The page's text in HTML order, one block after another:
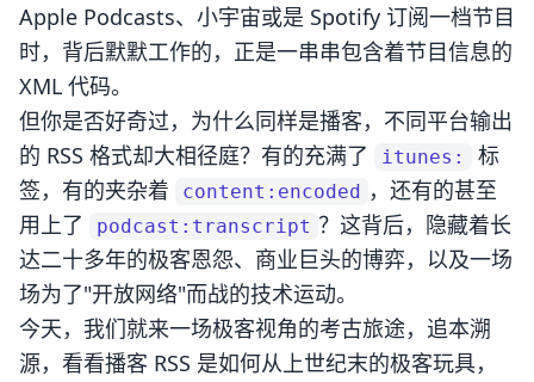
Apple Podcasts、小宇宙或是 Spotify 订阅一档节目
时，背后默默工作的，正是一串串包含着节目信息的
XML 代码。
但你是否好奇过，为什么同样是播客，不同平台输出
的 RSS 格式却大相径庭？有的充满了
itunes:
标
签，有的夹杂着
content:encoded ，还有的甚至
用上了
podcast:transcript ？这背后，隐藏着长
达二十多年的极客恩怨、商业巨头的博弈，以及一场
场为了"开放网络"而战的技术运动。
今天，我们就来一场极客视角的考古旅途，追本溯
源，看看播客 RSS 是如何从上世纪末的极客玩具，